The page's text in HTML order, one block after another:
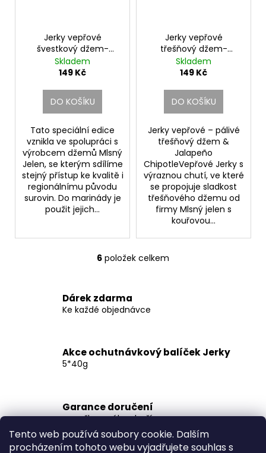
Tento web používá soubory cookie. Dalším
procházením tohoto webu vyjadřujete souhlas s
Jerky vepřové
švestkový džem-
skořice nepálivé
Skladem
149 Kč
DO KOŠÍKU
Tato speciální edice
vznikla ve spolupráci s
výrobcem džemů Mlsný
Jelen, se kterým sdílíme
stejný přístup ke kvalitě i
regionálnímu původu
surovin. Do marinády je
použit jejich...
Jerky vepřové
třešňový džem-
jalapeño chipotle
Skladem
149 Kč
DO KOŠÍKU
Jerky vepřové – pálivé
třešňový džem &
Jalapeño
ChipotleVepřové Jerky s
výraznou chutí, ve které
se propojuje sladkost
třešňového džemu od
firmy Mlsný jelen s
kouřovou...
O
á
d
í
k
y
v
ý
6 položek celkem
Dárek zdarma
Ke každé objednávce
Akce ochutnávkový balíček Jerky
5*40g
Garance doručení
nepoškozeného zboží